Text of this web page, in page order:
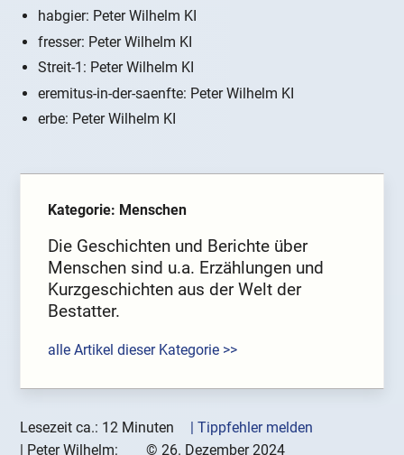
habgier: Peter Wilhelm KI
fresser: Peter Wilhelm KI
Streit-1: Peter Wilhelm KI
eremitus-in-der-saenfte: Peter Wilhelm KI
erbe: Peter Wilhelm KI
Kategorie: Menschen
Die Geschichten und Berichte über
Menschen sind u.a. Erzählungen und
Kurzgeschichten aus der Welt der
Bestatter.
alle Artikel dieser Kategorie >>
Lesezeit ca.: 12 Minuten
| Tippfehler melden
| Peter Wilhelm: © 26. Dezember 2024